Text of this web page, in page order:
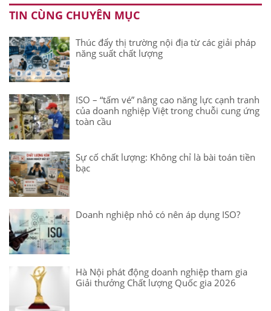
TIN CÙNG CHUYÊN MỤC
Thúc đẩy thị trường nội địa từ các giải pháp
năng suất chất lượng
ISO – “tấm vé” nâng cao năng lực cạnh tranh
của doanh nghiệp Việt trong chuỗi cung ứng
toàn cầu
Sự cố chất lượng: Không chỉ là bài toán tiền
bạc
Doanh nghiệp nhỏ có nên áp dụng ISO?
Hà Nội phát động doanh nghiệp tham gia
Giải thưởng Chất lượng Quốc gia 2026